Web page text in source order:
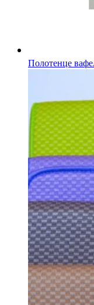
Полотенце